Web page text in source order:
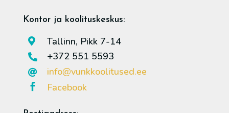
Kontor ja koolituskeskus:
 Tallinn, Pikk 7-14
 +372 551 5593
 info@vunkkoolitused.ee
 Facebook